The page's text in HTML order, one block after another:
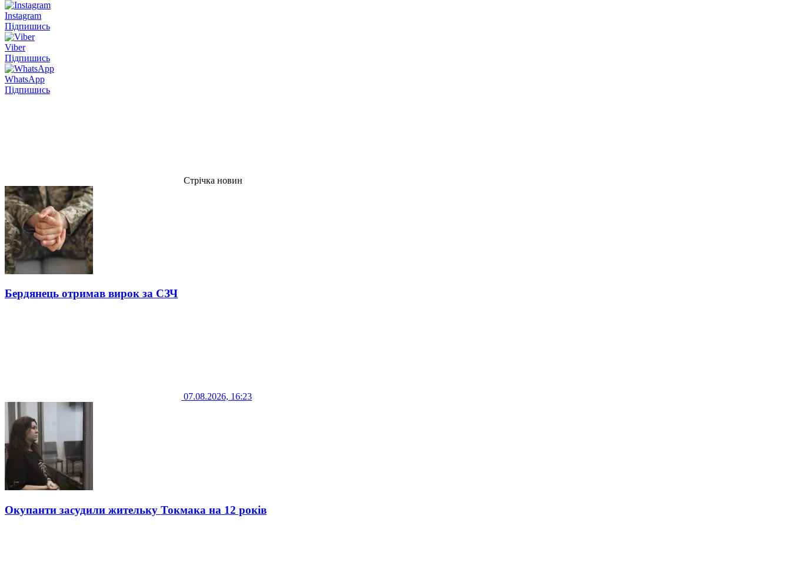
Instagram
Підпишись
Viber
Підпишись
WhatsApp
Підпишись
Стрічка новин
Бердянець отримав вирок за СЗЧ
07.08.2026, 16:23
Окупанти засудили жительку Токмака на 12 років